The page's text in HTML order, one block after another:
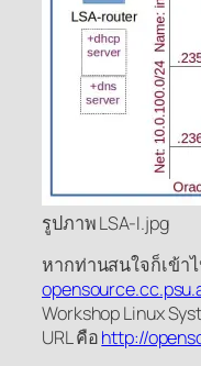
รูปภาพ LSA-I.jpg
หากท่านสนใจก็เข้า
Workshop Linux
URL คือhttp://